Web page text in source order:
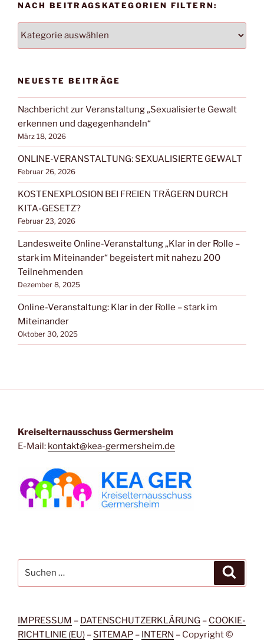
NACH BEITRAGSKATEGORIEN FILTERN:
BEITRAGSKATEGORIEN
NEUESTE BEITRÄGE
Nachbericht zur Veranstaltung „Sexualisierte Gewalt
erkennen und dagegenhandeln“
März 18, 2026
ONLINE-VERANSTALTUNG: SEXUALISIERTE GEWALT
Februar 26, 2026
KOSTENEXPLOSION BEI FREIEN TRÄGERN DURCH
KITA-GESETZ?
Februar 23, 2026
Landesweite Online-Veranstaltung „Klar in der Rolle –
stark im Miteinander“ begeistert mit nahezu 200
Teilnehmenden
Dezember 8, 2025
Online-Veranstaltung: Klar in der Rolle – stark im
Miteinander
Oktober 30, 2025
Kreiselternausschuss Germersheim
E-Mail: kontakt@kea-germersheim.de
nach:
IMPRESSUM – DATENSCHUTZERKLÄRUNG – COOKIE-
RICHTLINIE (EU) – SITEMAP – INTERN – Copyright ©